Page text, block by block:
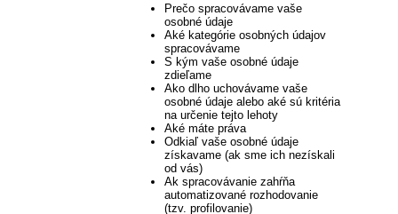
Prečo spracovávame vaše
osobné údaje
Aké kategórie osobných údajov
spracovávame
S kým vaše osobné údaje
zdieľame
Ako dlho uchovávame vaše
osobné údaje alebo aké sú kritéria
na určenie tejto lehoty
Aké máte práva
Odkiaľ vaše osobné údaje
získavame (ak sme ich nezískali
od vás)
Ak spracovávanie zahŕňa
automatizované rozhodovanie
(tzv. profilovanie)